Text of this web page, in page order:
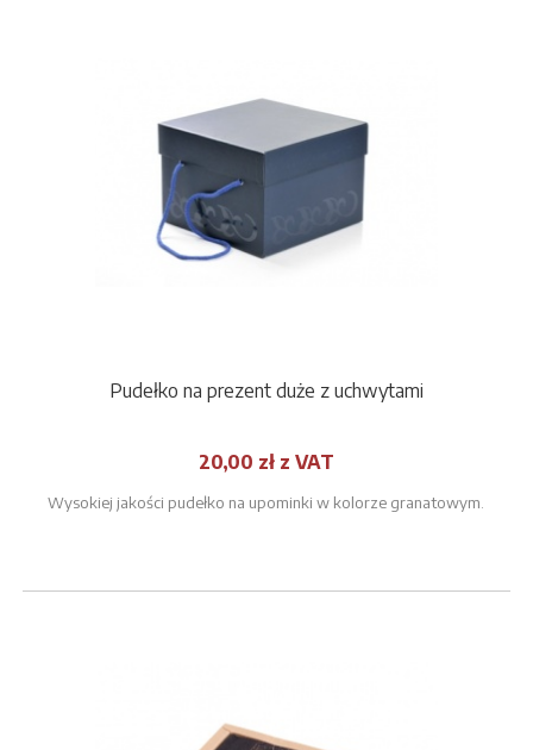
Pudełko na prezent duże z uchwytami
20,00 zł z VAT
Wysokiej jakości pudełko na upominki w kolorze granatowym.